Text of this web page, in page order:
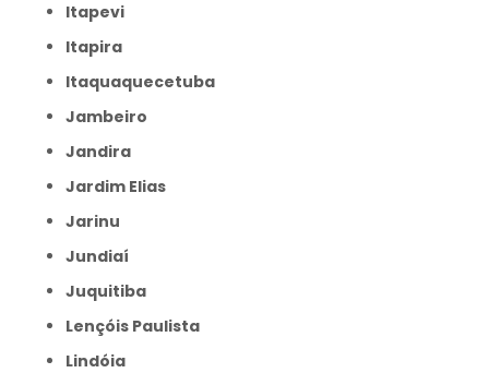
Itapevi
Itapira
Itaquaquecetuba
Jambeiro
Jandira
Jardim Elias
Jarinu
Jundiaí
Juquitiba
Lençóis Paulista
Lindóia